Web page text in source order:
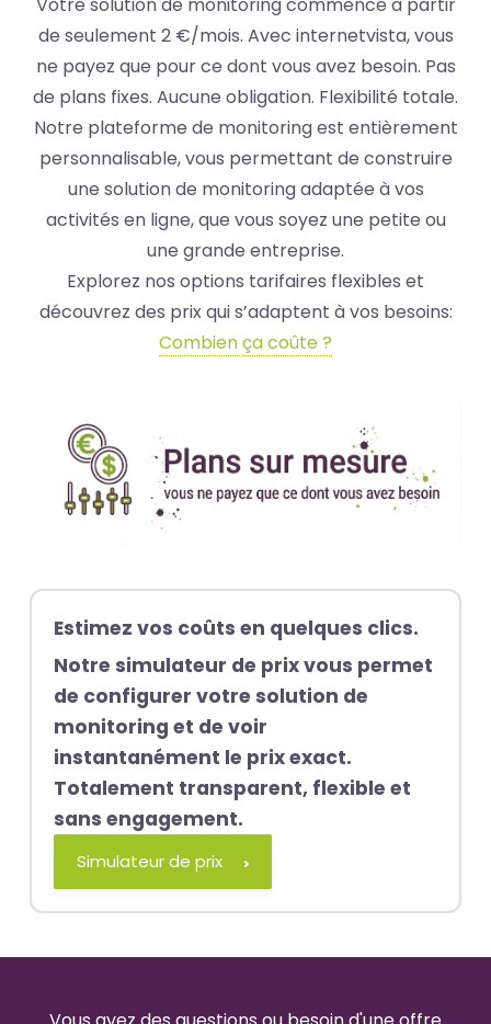
de seulement 2 €/mois. Avec internetvista, vous
ne payez que pour ce dont vous avez besoin. Pas
de plans fixes. Aucune obligation. Flexibilité totale.
Notre plateforme de monitoring est entièrement
personnalisable, vous permettant de construire
une solution de monitoring adaptée à vos
activités en ligne, que vous soyez une petite ou
une grande entreprise.
Explorez nos options tarifaires flexibles et
découvrez des prix qui s’adaptent à vos besoins:
Combien ça coûte ?
Estimez vos coûts en quelques clics.
Notre simulateur de prix vous permet
de configurer votre solution de
monitoring et de voir
instantanément le prix exact.
Totalement transparent, flexible et
sans engagement.
Simulateur de prix